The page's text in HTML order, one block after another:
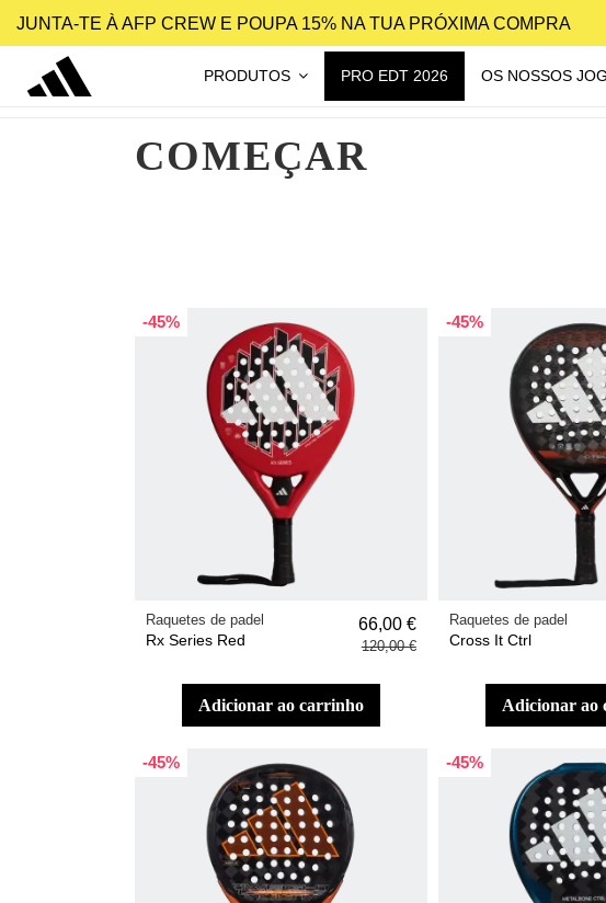
JUNTA-TE À AFP CREW E POUPA 15% NA TUA PRÓXIMA COMPRA
PRODUTOS PRO EDT 2026 OS NOSSOS
COMEÇAR
-45%
Raquetes de padel
Rx Series Red
66,00 €
120,00 €
adicionar ao carrinho
-45%
Raquetes de padel
Cross It Ctrl
adicionar
-45% -45%